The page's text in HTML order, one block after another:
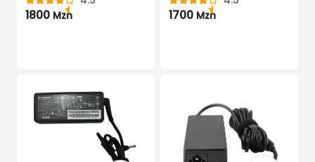
1800 Mzn 1700 Mzn